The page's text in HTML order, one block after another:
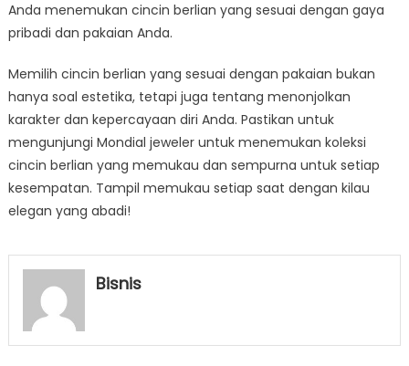
Anda menemukan cincin berlian yang sesuai dengan gaya
pribadi dan pakaian Anda.
Memilih cincin berlian yang sesuai dengan pakaian bukan
hanya soal estetika, tetapi juga tentang menonjolkan
karakter dan kepercayaan diri Anda. Pastikan untuk
mengunjungi Mondial jeweler untuk menemukan koleksi
cincin berlian yang memukau dan sempurna untuk setiap
kesempatan. Tampil memukau setiap saat dengan kilau
elegan yang abadi!
Bisnis